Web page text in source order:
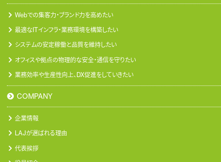
Webでの集客力・ブランド力を高めたい
最適なITインフラ・業務環境を構築したい
システムの安定稼働と品質を維持したい
オフィスや拠点の物理的な安全・通信を守りたい
業務効率や生産性向上、DX促進をしていきたい
COMPANY
企業情報
LAJが選ばれる理由
代表挨拶